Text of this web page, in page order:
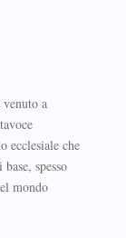
a
ecclesiale che
spesso
mondo